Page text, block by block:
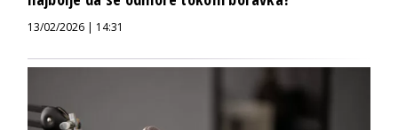
13/02/2026 | 14:31